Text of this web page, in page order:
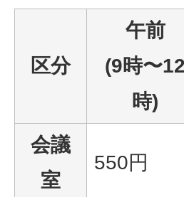
区分
午前
(9時〜12
時)
会議
室
550円